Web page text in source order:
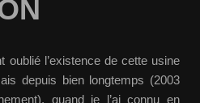
oublié l’existence de cette usine
depuis bien longtemps (2003
quand je l’ai connu en